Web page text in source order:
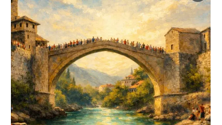
BiH”
(Sopstveni
prevoz)
(Deca
-
cela
rata)
količina